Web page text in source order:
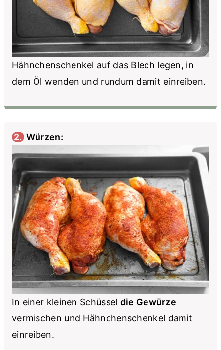
Hähnchenschenkel auf das Blech legen, in
dem Öl wenden und rundum damit einreiben.
2. Würzen:
In einer kleinen Schüssel die Gewürze
vermischen und Hähnchenschenkel damit
einreiben.